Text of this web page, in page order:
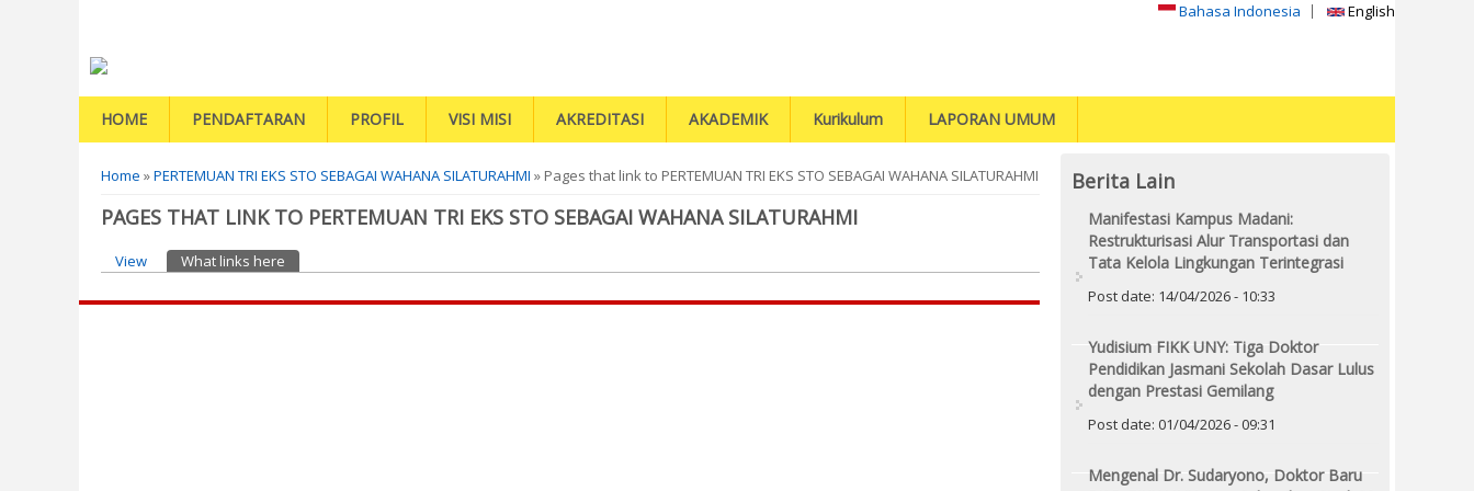
Bahasa Indonesia English
HOME PENDAFTARAN PROFIL VISI MISI AKREDITASI AKADEMIK Kurikulum LAPORAN UMUM
You are here
Home »PERTEMUAN TRI EKS STO SEBAGAI WAHANA SILATURAHMI » Pages that link to PERTEMUAN TRI EKS STO SEBAGAI WAHANA SILATURAHMI
PAGES THAT LINK TO PERTEMUAN TRI EKS STO SEBAGAI WAHANA SILATURAHMI
Primary tabs
View What links here
Berita Lain
Manifestasi Kampus Madani:
Restrukturisasi Alur Transportasi dan
Tata Kelola Lingkungan Terintegrasi
Post date: 14/04/2026 - 10:33
Yudisium FIKK UNY: Tiga Doktor
Pendidikan Jasmani Sekolah Dasar Lulus
dengan Prestasi Gemilang
Post date: 01/04/2026 - 09:31
Mengenal Dr. Sudaryono, Doktor Baru